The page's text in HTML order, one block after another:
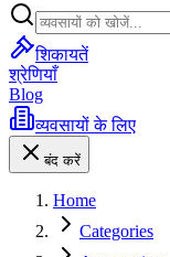
शिकायतें
श्रेणियाँ
Blog
व्यवसायों के लिए
बंद करें
Home
Categories